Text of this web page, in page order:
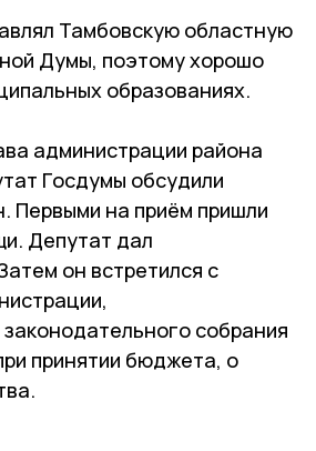
Тамбовскую областную
Думы, поэтому хорошо
образованиях.
администрации района
Госдумы обсудили
Первыми на приём пришли
Депутат дал
он встретился с
собрания
принятии бюджета, о